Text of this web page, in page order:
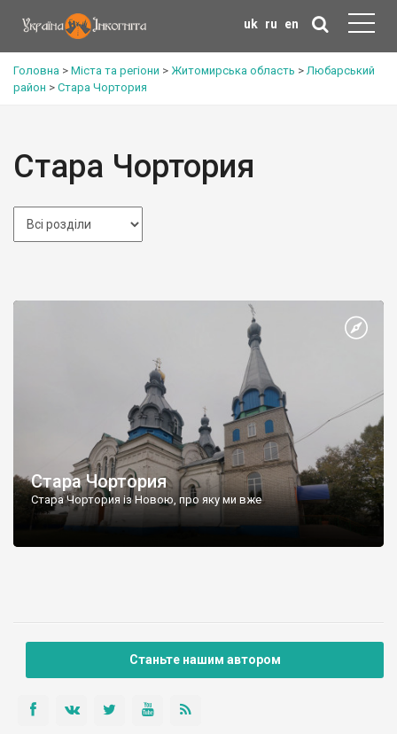
uk ru en
Головна > Міста та регіони > Житомирська область >Любарський
район > Стара Чортория
Стара Чортория
Стара Чортория
Стара Чортория із Новою, про яку ми вже
Станьте нашим автором